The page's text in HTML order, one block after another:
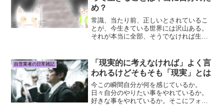
め？
常識、当たり前、正しいとされているこ
とが、今生きている世界には沢山ある。
それが本当に全部、そうでなければ生き
ものなのか？生きていく中で、どこかの
タイミングで「これって...
自営業者の日常雑記
「現実的に考えなければ」よく言
われるけどそもそも「現実」とは
今この瞬間自分が何を感じているか。
日々自分のやりたい事をやれているか。
好きな事をやれているか。そこにフォー